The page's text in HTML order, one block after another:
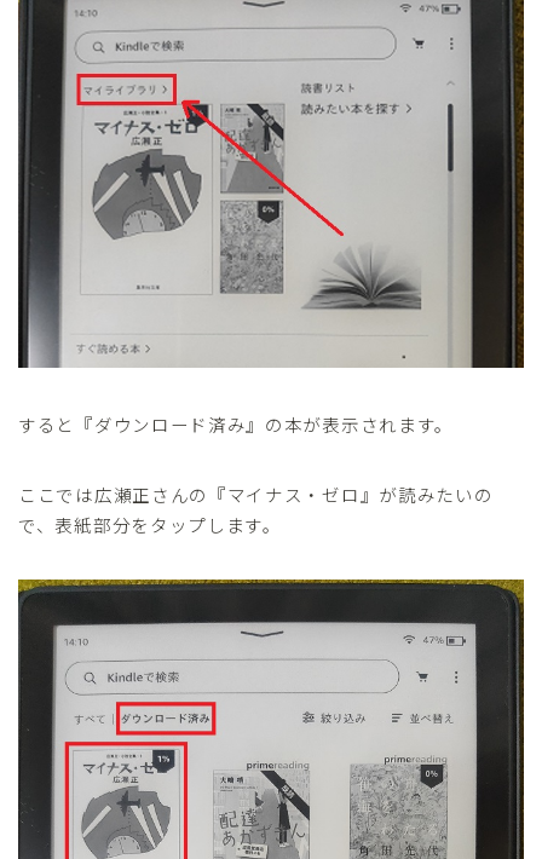
すると『ダウンロード済み』の本が表示されます。
ここでは広瀬正さんの『マイナス・ゼロ』が読みたいの
で、表紙部分をタップします。